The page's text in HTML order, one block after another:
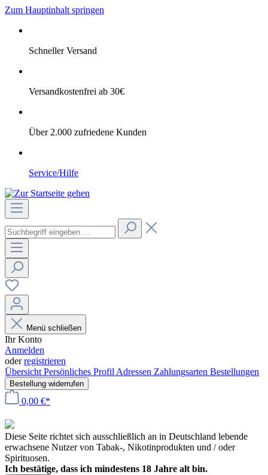
Zum Hauptinhalt springen
Schneller Versand
Versandkostenfrei ab 30€
Über 2.000 zufriedene Kunden
Service/Hilfe
Menü schließen
Ihr Konto
Anmelden
oderregistrieren
Übersicht Persönliches Profil Adressen Zahlungsarten Bestellungen
Bestellung widerrufen
0,00 €*
Diese Seite richtet sich ausschließlich an in Deutschland lebende
erwachsene Nutzer von Tabak-, Nikotinprodukten und / oder
Spirituosen.
Ich bestätige, dass ich mindestens 18 Jahre alt bin.